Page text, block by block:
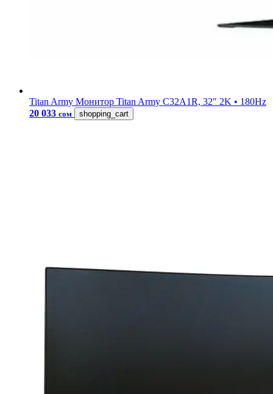
Titan Army Монитор Titan Army C32A1R, 32" 2K • 180Hz
20 033 сом shopping_cart